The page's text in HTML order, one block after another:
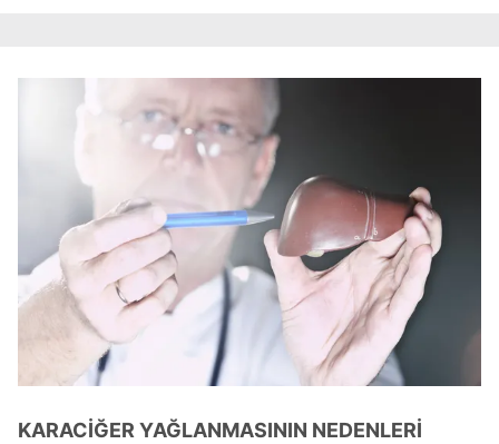
KARACİĞER YAĞLANMASININ NEDENLERİ